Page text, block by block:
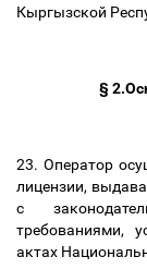
Кыргызской
§
23. Оператор
лицензии,
с
требованиями,
актах